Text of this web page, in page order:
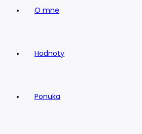
O mne
Hodnoty
Ponuka